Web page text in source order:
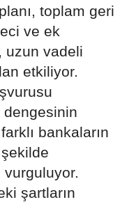
toplam geri
ve ek
uzun vadeli
etkiliyor.
bankaların
vurguluyor.
şartların